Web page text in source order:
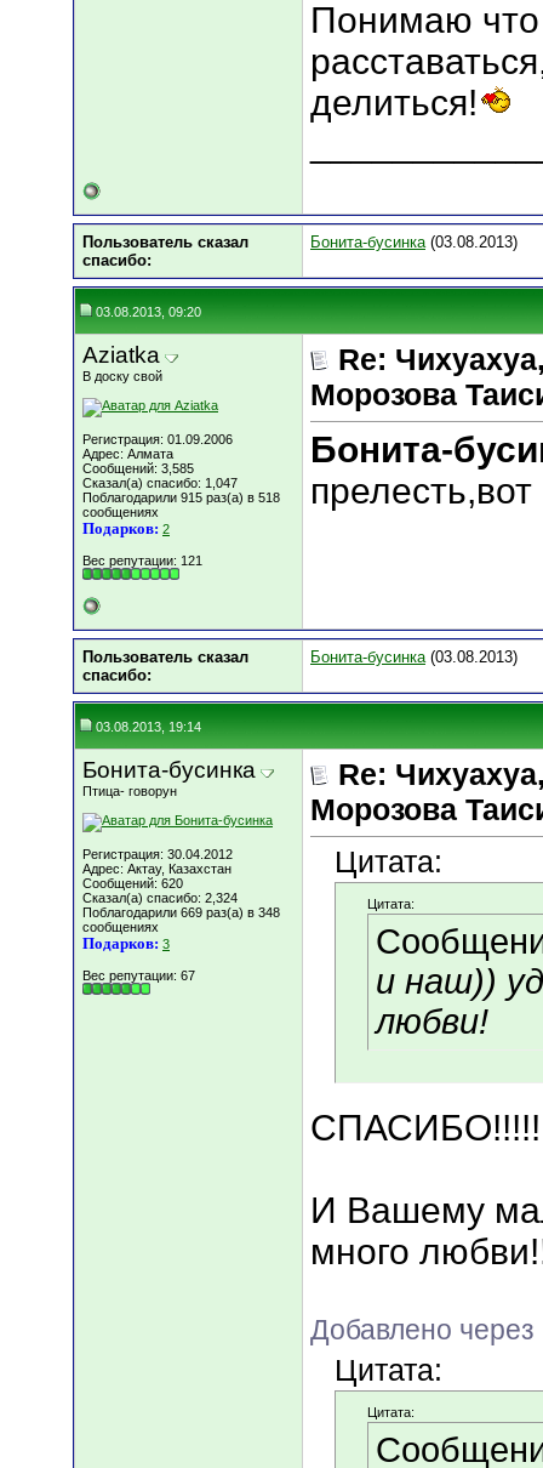
Понимаю что
делиться!
Пользователь сказал
cпасибо:
Бонита-бусинка(03.08.2013)
03.08.2013, 09:20
Aziatka
В доску свой
Регистрация: 01.09.2006
Адрес: Алмата
Сообщений: 3,585
Сказал(а) спасибо: 1,047
Поблагодарили 915 раз(а) в 518
сообщениях
Подарков: 2
Вес репутации: 121
Re:
Морозова
Бонита-
Пользователь сказал
cпасибо:
Бонита-бусинка(03.08.2013)
03.08.2013, 19:14
Бонита-бусинка
Птица- говорун
Регистрация: 30.04.2012
Адрес: Актау, Казахстан
Сообщений: 620
Сказал(а) спасибо: 2,324
Поблагодарили 669 раз(а) в 348
сообщениях
Подарков: 3
Вес репутации: 67
Re:
Морозова
Цитата:
Цитата:
и наш))
любви!
И Вашему
много
Добавлено через
Цитата:
Цитата: